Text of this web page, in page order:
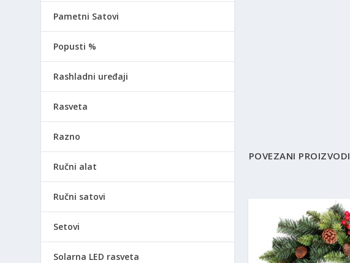
POVEZANI PROIZVODI
Pametni Satovi
Popusti %
Rashladni uređaji
Rasveta
Razno
Ručni alat
Ručni satovi
Setovi
Solarna LED rasveta